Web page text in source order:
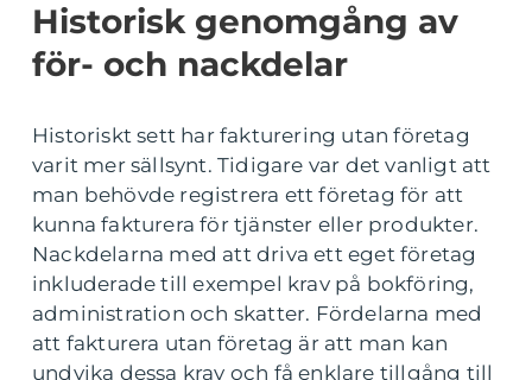
Historisk genomgång av
för- och nackdelar
Historiskt sett har fakturering utan företag
varit mer sällsynt. Tidigare var det vanligt att
man behövde registrera ett företag för att
kunna fakturera för tjänster eller produkter.
Nackdelarna med att driva ett eget företag
inkluderade till exempel krav på bokföring,
administration och skatter. Fördelarna med
att fakturera utan företag är att man kan
undvika dessa krav och få enklare tillgång till